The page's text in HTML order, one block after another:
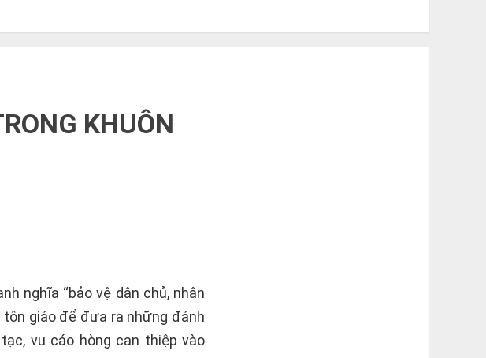
KHUÔN
nghĩa “bảo vệ dân chủ, nhân
tôn giáo để đưa ra những đánh
vu cáo hòng can thiệp vào